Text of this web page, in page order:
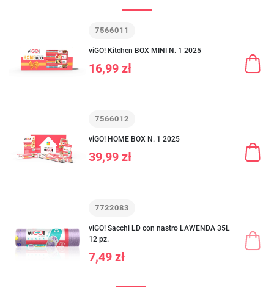
7566011
viGO! Kitchen BOX MINI N. 1 2025
16,99 zł
7566012
viGO! HOME BOX N. 1 2025
39,99 zł
7722083
viGO! Sacchi LD con nastro LAWENDA 35L
12 pz.
7,49 zł